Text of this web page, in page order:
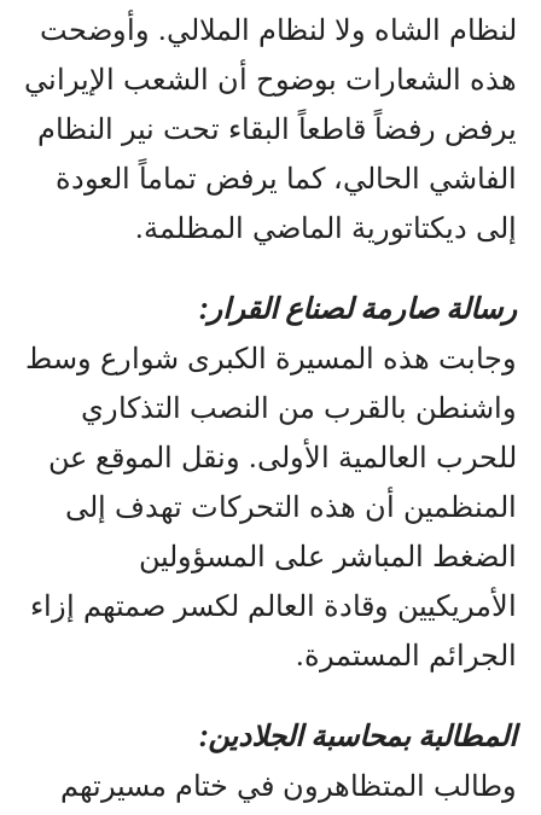
لنظام الشاه ولا لنظام الملالي. وأوضحت
هذه الشعارات بوضوح أن الشعب الإيراني
يرفض رفضاً قاطعاً البقاء تحت نير النظام
الفاشي الحالي، كما يرفض تماماً العودة
إلى ديكتاتورية الماضي المظلمة.
رسالة صارمة لصناع القرار:
وجابت هذه المسيرة الكبرى شوارع وسط
واشنطن بالقرب من النصب التذكاري
للحرب العالمية الأولى. ونقل الموقع عن
المنظمين أن هذه التحركات تهدف إلى
الضغط المباشر على المسؤولين
الأمريكيين وقادة العالم لكسر صمتهم إزاء
الجرائم المستمرة.
المطالبة بمحاسبة الجلادين:
وطالب المتظاهرون في ختام مسيرتهم